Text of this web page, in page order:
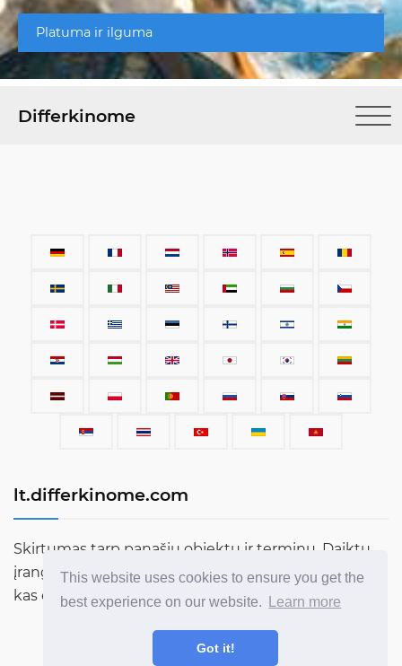
This website uses cookies to ensure you get the
best experience on our website.
Learn more
Got it!
Platuma ir ilguma
Differkinome
lt.differkinome.com
Skirtumas tarp panašių objektų ir terminų. Daiktų,
įrangos, automobilių, terminų, žmonių ir viso kito,
kas egzistuoja šiame pasaulyje, palyginimas.